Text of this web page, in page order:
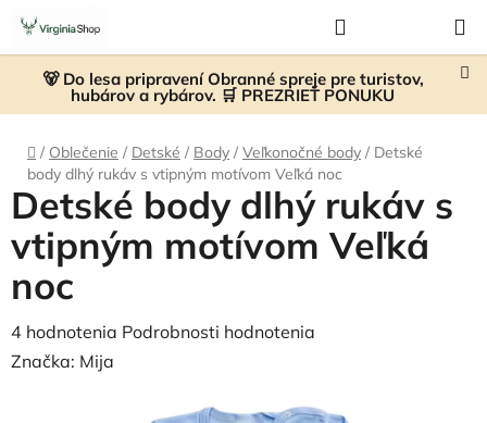
Prejsť
obsah
🐻 Do lesa pripravení Obranné spreje pre turistov,
hubárov a rybárov. 🛒 PREZRIEŤ PONUKU
KOŠÍK
Domov
/ Oblečenie / Detské / Body / Veľkonočné body / Detské
body dlhý rukáv s vtipným motívom Veľká noc
Detské body dlhý rukáv s
vtipným motívom Veľká
noc
Priemerné
hodnotenie
4 hodnotenia Podrobnosti hodnotenia
Značka: Mija